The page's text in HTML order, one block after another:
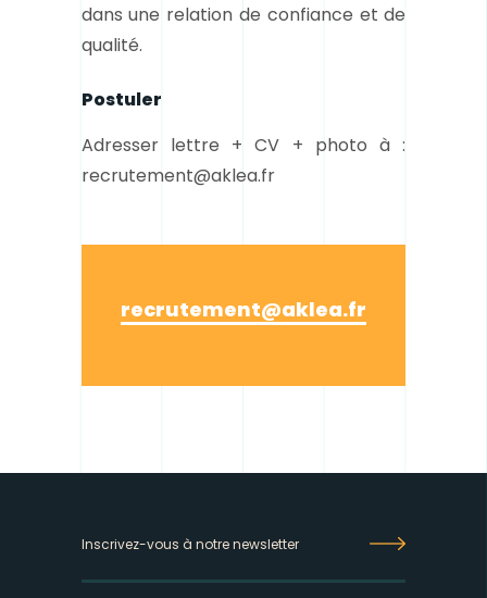
dans une relation de confiance et de
qualité.
Postuler
Adresser lettre + CV + photo à :
recrutement@aklea.fr
recrutement@aklea.fr
Inscrivez-
à